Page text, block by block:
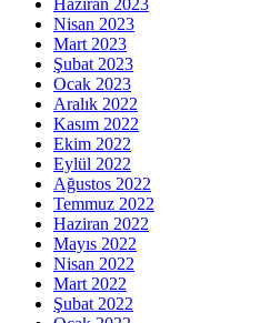
Haziran 2023
Nisan 2023
Mart 2023
Şubat 2023
Ocak 2023
Aralık 2022
Kasım 2022
Ekim 2022
Eylül 2022
Ağustos 2022
Temmuz 2022
Haziran 2022
Mayıs 2022
Nisan 2022
Mart 2022
Şubat 2022